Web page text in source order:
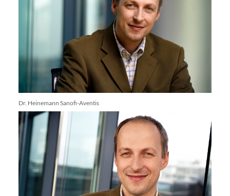
Dr. Heinemann Sanofi-Aventis